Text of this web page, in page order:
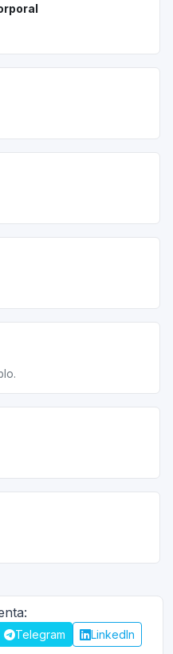
Telegram
LinkedIn